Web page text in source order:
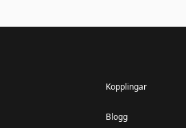
Kopplingar
Blogg